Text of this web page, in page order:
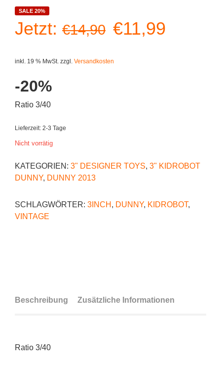
SALE 20%
Jetzt: €14,90
Preis
€11,99
inkl. 19 % MwSt. zzgl. Versandkosten
-20%
Ratio 3/40
Lieferzeit: 2-3 Tage
Nicht vorrätig
KATEGORIEN: 3" DESIGNER TOYS, 3" KIDROBOT
DUNNY, DUNNY 2013
SCHLAGWÖRTER: 3INCH , DUNNY, KIDROBOT,
VINTAGE
Beschreibung Zusätzliche Informationen
Ratio 3/40